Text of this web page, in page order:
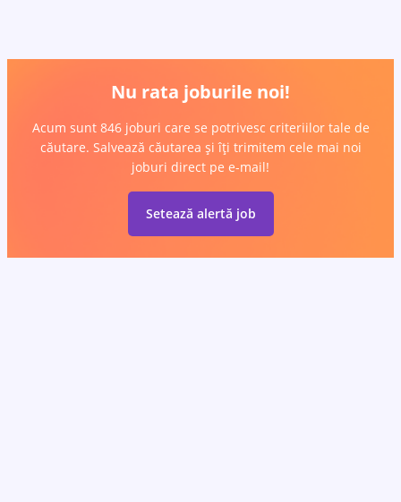
Nu rata joburile noi!
Acum sunt 846 joburi care se potrivesc criteriilor tale de
căutare. Salvează căutarea și îți trimitem cele mai noi
joburi direct pe e-mail!
Setează alertă job